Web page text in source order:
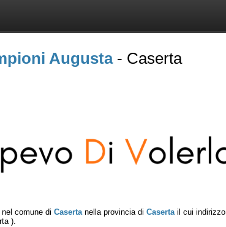
Augusta- Caserta
comune di Caserta nella provincia di Caserta il cui indirizzo
).